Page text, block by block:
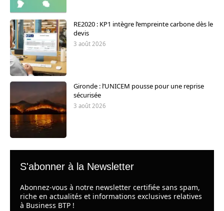
RE2020 : KP1 intègre l’empreinte carbone dès le
devis
3 août 2026
Gironde : l’UNICEM pousse pour une reprise
sécurisée
3 août 2026
S'abonner à la Newsletter
Abonnez-vous à notre newsletter certifiée sans spam,
riche en actualités et informations exclusives relatives
à Business BTP !